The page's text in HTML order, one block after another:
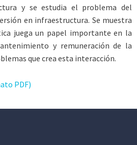
y se estudia el problema del
en infraestructura. Se muestra
juega un papel importante en la
y remuneración de la
que crea esta interacción.
PDF)